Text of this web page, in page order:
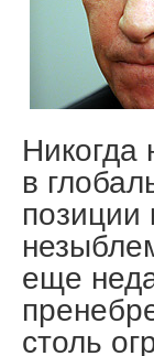
Никогда
в
позиции
еще
столь